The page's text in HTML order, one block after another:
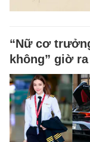
“Nữ cơ
không” giờ